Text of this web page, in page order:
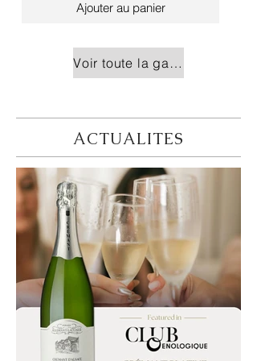
Ajouter au panier
Voir toute la gamme
ACTUALITES